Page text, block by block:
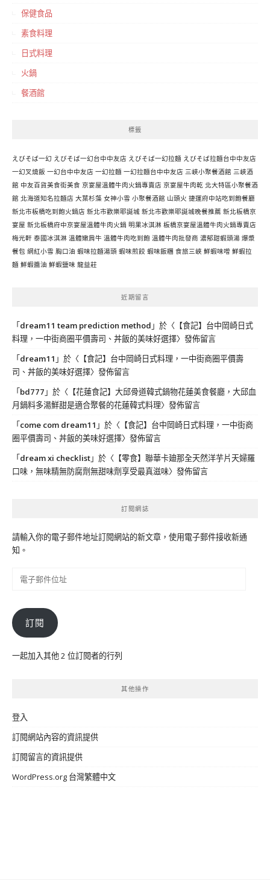
保健食品
素食料理
日式料理
火鍋
餐酒館
標籤
えびそば一幻 えびそば一幻台中中友店 えびそば一幻拉麵 えびそば拉麵台中中友店
一幻叉燒飯 一幻台中中友店 一幻拉麵 一幻拉麵台中中友店 三峽小聚餐酒館 三峽酒
館 中友百貨美食街美食 京宴屋溫體牛肉火鍋專賣店 京宴屋牛肉乾 北大特區小聚餐酒
館 北海道知名拉麵店 大葉杉藻 女神小雪 小聚餐酒館 山頭火 捷運府中站吃到飽餐廳
新北市板橋吃到飽火鍋店 新北市歡樂耶誕城 新北市歡樂耶誕城晚餐推薦 新北板橋京
宴屋 新北板橋府中京宴屋溫體牛肉火鍋 明果冰淇淋 板橋京宴屋溫體牛肉火鍋專賣店
梅光軒 泰國冰淇淋 溫體嫩肩牛 溫體牛肉吃到飽 溫體牛肉批發商 濃郁甜蝦頭湯 爆漿
餐包 網紅小雪 胸口油 蝦味拉麵湯頭 蝦味煎餃 蝦味飯糰 食旅三峽 鮮蝦味噌 鮮蝦拉
麵 鮮蝦醬油 鮮蝦鹽味 龍益莊
近期留言
「 dream11 team prediction method 」於〈 【食記】台中岡崎日式
料理，一中街商圈平價壽司、丼飯的美味好選擇〉發佈留言
「 dream11 」於〈 【食記】台中岡崎日式料理，一中街商圈平價壽
司、丼飯的美味好選擇〉發佈留言
「 bd777 」於〈 【花蓮食記】大邱骨道韓式鍋物花蓮美食餐廳，大邱血
月鍋料多湯鮮甜是適合聚餐的花蓮韓式料理〉發佈留言
「 come com dream11 」於〈 【食記】台中岡崎日式料理，一中街商
圈平價壽司、丼飯的美味好選擇〉發佈留言
「 dream xi checklist」於〈 【零食】聯華卡廸那全天然洋芋片天婦羅
口味，無味精無防腐劑無甜味劑享受最真滋味〉發佈留言
訂閱網誌
請輸入你的電子郵件地址訂閱網站的新文章，使用電子郵件接收新通
知。
件
位
訂閱
一起加入其他 2 位訂閱者的行列
其他操作
登入
訂閱網站內容的資訊提供
訂閱留言的資訊提供
WordPress.org 台灣繁體中文